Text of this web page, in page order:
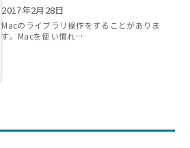
2017年2月28日
Macのライブラリ操作をすることがありま
す。Macを使い慣れ…